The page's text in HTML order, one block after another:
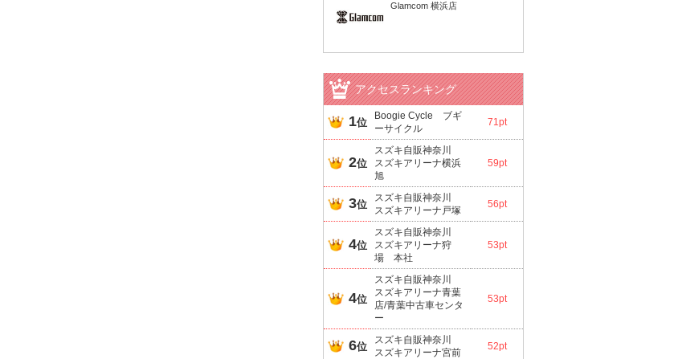
Glamcom 横浜店
アクセスランキング
1位
Boogie Cycle ブギ
ーサイクル
71pt
2位
スズキ自販神奈川
スズキアリーナ横浜
旭
59pt
3位
スズキ自販神奈川
スズキアリーナ戸塚
56pt
4位
スズキ自販神奈川
スズキアリーナ狩
場 本社
53pt
4位
スズキ自販神奈川
スズキアリーナ青葉
店/青葉中古車センタ
ー
53pt
6位
スズキ自販神奈川
スズキアリーナ宮前
52pt